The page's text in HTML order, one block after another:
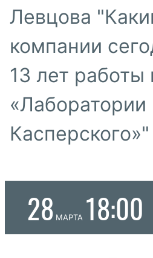
Левцова
компании
13 лет работы
«Лаборатории
Касперского»"
28 марта 18:00